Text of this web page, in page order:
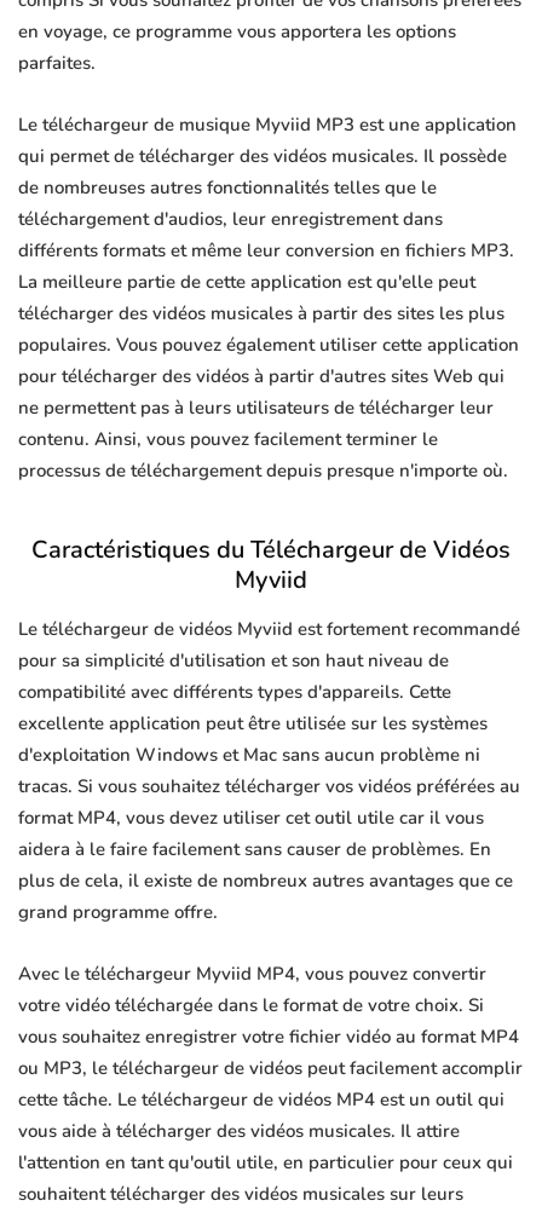
en voyage, ce programme vous apportera les options
parfaites.
Le téléchargeur de musique Myviid MP3 est une application
qui permet de télécharger des vidéos musicales. Il possède
de nombreuses autres fonctionnalités telles que le
téléchargement d'audios, leur enregistrement dans
différents formats et même leur conversion en fichiers MP3.
La meilleure partie de cette application est qu'elle peut
télécharger des vidéos musicales à partir des sites les plus
populaires. Vous pouvez également utiliser cette application
pour télécharger des vidéos à partir d'autres sites Web qui
ne permettent pas à leurs utilisateurs de télécharger leur
contenu. Ainsi, vous pouvez facilement terminer le
processus de téléchargement depuis presque n'importe où.
Caractéristiques du Téléchargeur de Vidéos
Myviid
Le téléchargeur de vidéos Myviid est fortement recommandé
pour sa simplicité d'utilisation et son haut niveau de
compatibilité avec différents types d'appareils. Cette
excellente application peut être utilisée sur les systèmes
d'exploitation Windows et Mac sans aucun problème ni
tracas. Si vous souhaitez télécharger vos vidéos préférées au
format MP4, vous devez utiliser cet outil utile car il vous
aidera à le faire facilement sans causer de problèmes. En
plus de cela, il existe de nombreux autres avantages que ce
grand programme offre.
Avec le téléchargeur Myviid MP4, vous pouvez convertir
votre vidéo téléchargée dans le format de votre choix. Si
vous souhaitez enregistrer votre fichier vidéo au format MP4
ou MP3, le téléchargeur de vidéos peut facilement accomplir
cette tâche. Le téléchargeur de vidéos MP4 est un outil qui
vous aide à télécharger des vidéos musicales. Il attire
l'attention en tant qu'outil utile, en particulier pour ceux qui
souhaitent télécharger des vidéos musicales sur leurs